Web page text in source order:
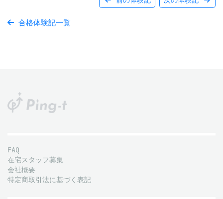
合格体験記一覧
FAQ
在宅スタッフ募集
会社概要
特定商取引法に基づく表記